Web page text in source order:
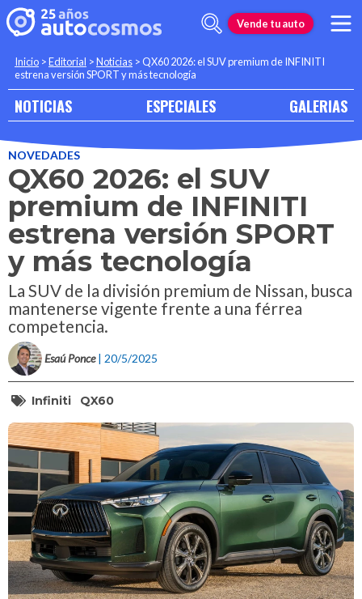
Vende tu auto
Inicio >Editorial >Noticias >QX60 2026: el SUV premium de INFINITI
estrena versión SPORT y más tecnología
NOTICIAS ESPECIALES GALERIAS
NOVEDADES
QX60 2026: el SUV
premium de INFINITI
estrena versión SPORT
y más tecnología
La SUV de la división premium de Nissan, busca
mantenerse vigente frente a una férrea
competencia.
Esaú Ponce | 20/5/2025
Infiniti QX60